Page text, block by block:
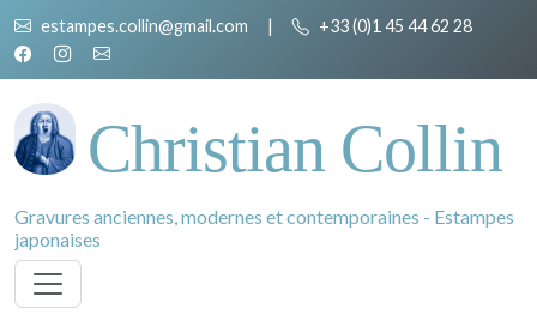
estampes.collin@gmail.com | +33 (0)1 45 44 62 28
Christian Collin
Gravures anciennes, modernes et contemporaines - Estampes
japonaises